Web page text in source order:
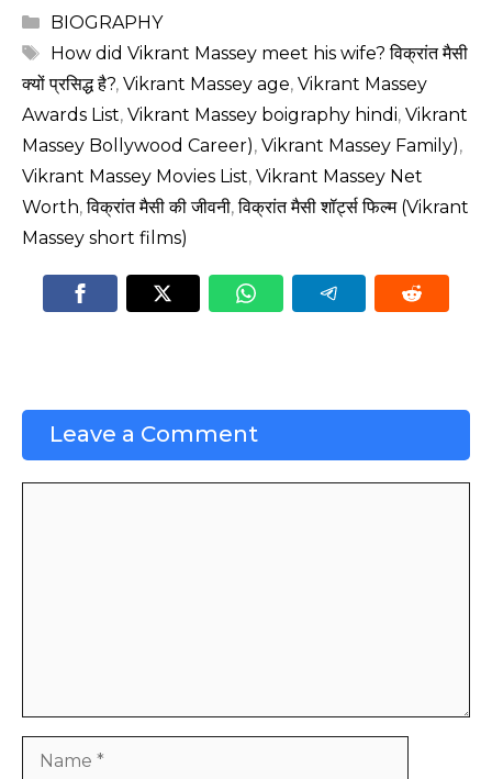
Categories
BIOGRAPHY
Tags
How did Vikrant Massey meet his wife? विक्रांत मैसी
क्यों प्रसिद्ध है?, Vikrant Massey age, Vikrant Massey
Awards List, Vikrant Massey boigraphy hindi, Vikrant
Massey Bollywood Career), Vikrant Massey Family),
Vikrant Massey Movies List, Vikrant Massey Net
Worth,विक्रांत मैसी की जीवनी,विक्रांत मैसी शॉर्ट्स फिल्म (Vikrant
Massey short films)
Leave a Comment